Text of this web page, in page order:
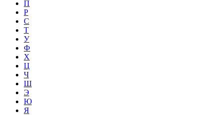
П
Р
С
Т
У
Ф
Х
Ц
Ч
Ш
Э
Ю
Я